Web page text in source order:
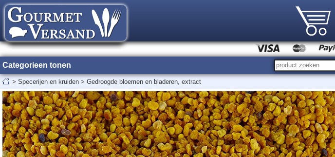
Categorieen tonen
> Specerijen en kruiden > Gedroogde bloemen en bladeren, extract